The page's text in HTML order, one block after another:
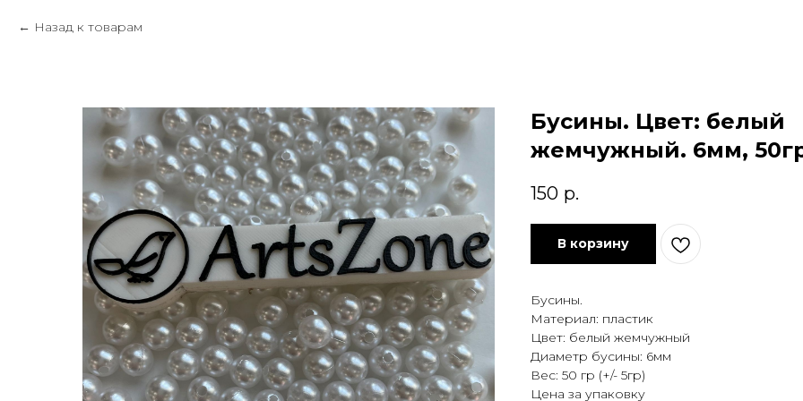
Назад к товарам
Бусины. Цвет: белый
жемчужный. 6мм,
150 р.
В корзину
Бусины.
Материал: пластик
Цвет: белый жемчужный
Диаметр бусины: 6мм
Вес: 50 гр (+/- 5гр)
Цена за упаковку